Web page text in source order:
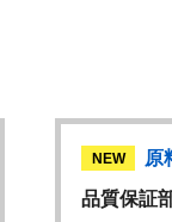
NEW
原
品質保証